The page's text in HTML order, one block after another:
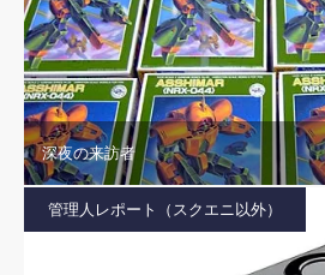
深夜の来訪者
管理人レポート（スクエニ以外）